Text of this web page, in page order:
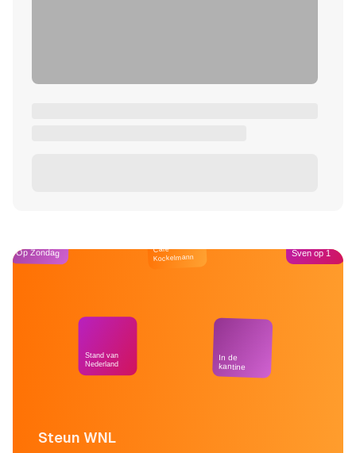
Steun WNL
Op Zondag
Stand van
Nederland
Café
Kockelmann
In de
kantine
Sven op 1